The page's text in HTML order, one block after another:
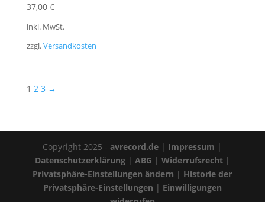
37,00 €
inkl. MwSt.
zzgl.Versandkosten
1 2 3 →
Copyright 2025 -avrecord.de | Impressum |
Datenschutzerklärung| ABG | Widerrufsrecht|
Privatsphäre-Einstellungen ändern | Historie der
Privatsphäre-Einstellungen | Einwilligungen